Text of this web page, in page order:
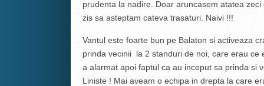
prudenta la nadire. Doar aruncasem atatea
zis sa asteptam cateva trasaturi. Naivi !!!
Vantul este foarte bun pe Balaton si activeaza
prinda vecinii la 2 standuri de noi, care erau
a alarmat apoi faptul ca au inceput sa prinda si
Liniste ! Mai aveam o echipa in drepta la care